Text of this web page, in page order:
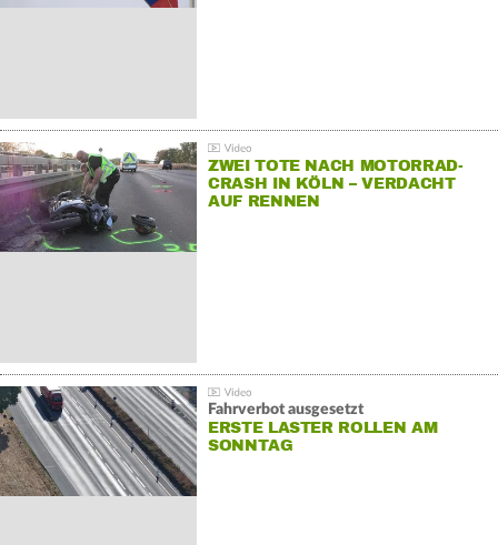
ZWEI TOTE NACH MOTORRAD-
CRASH IN KÖLN – VERDACHT
AUF RENNEN
Fahrverbot ausgesetzt
ERSTE LASTER ROLLEN AM
SONNTAG